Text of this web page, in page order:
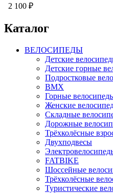
2 100 ₽
Каталог
ВЕЛОСИПЕДЫ
Детские
Детские горные
Подростковые
BMX
Горные
Женские
Складные
Дорожные
Трёхколёсные
Двухподвесы
FATBIKE
Шоссейные
Трёхколёсные
Туристические